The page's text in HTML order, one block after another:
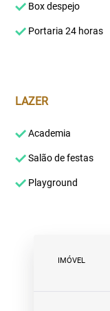
Box despejo
Portaria 24 horas
LAZER
Academia
Salão de festas
Playground
IMÓVEL